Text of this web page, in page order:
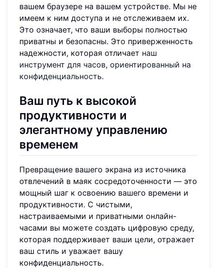
вашем браузере на вашем устройстве. Мы не
имеем к ним доступа и не отслеживаем их.
Это означает, что ваши выборы полностью
приватны и безопасны. Это приверженность
надежности, которая отличает наш
инструмент для часов, ориентированный на
конфиденциальность.
Ваш путь к высокой
продуктивности и
элегантному управлению
временем
Превращение вашего экрана из источника
отвлечений в маяк сосредоточенности — это
мощный шаг к освоению вашего времени и
продуктивности. С чистыми,
настраиваемыми и приватными онлайн-
часами вы можете создать цифровую среду,
которая поддерживает ваши цели, отражает
ваш стиль и уважает вашу
конфиденциальность.